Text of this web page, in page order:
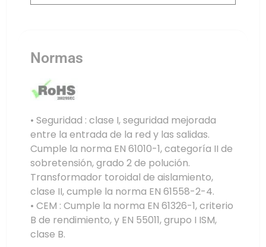
Normas
• Seguridad : clase I, seguridad mejorada
entre la entrada de la red y las salidas.
Cumple la norma EN 61010-1, categoría II de
sobretensión, grado 2 de polución.
Transformador toroidal de aislamiento,
clase II, cumple la norma EN 61558-2-4.
• CEM : Cumple la norma EN 61326-1, criterio
B de rendimiento, y EN 55011, grupo I ISM,
clase B.